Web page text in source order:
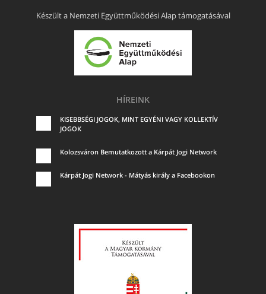
Készült a Nemzeti Együttműködési Alap támogatásával
HÍREINK
KISEBBSÉGI JOGOK, MINT EGYÉNI VAGY KOLLEKTÍV
JOGOK
Kolozsváron Bemutatkozott a Kárpát Jogi Network
Kárpát Jogi Network - Mátyás király a Facebookon